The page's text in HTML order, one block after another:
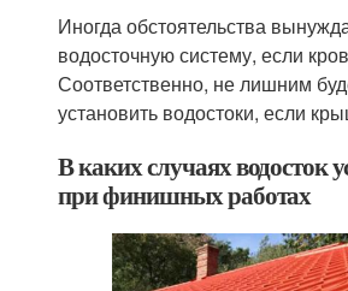
Иногда обстоятельства
водосточную систему, если
Соответственно, не лишним
установить водостоки, если
В каких случаях водосток
при финишных работах